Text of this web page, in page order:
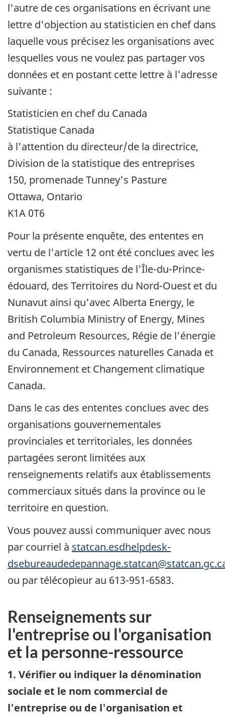
l'autre de ces organisations en écrivant une
lettre d'objection au statisticien en chef dans
laquelle vous précisez les organisations avec
lesquelles vous ne voulez pas partager vos
données et en postant cette lettre à l'adresse
suivante :
Statisticien en chef du Canada
Statistique Canada
à l'attention du directeur/de la directrice,
Division de la statistique des entreprises
150, promenade Tunney's Pasture
Ottawa, Ontario
K1A 0T6
Pour la présente enquête, des ententes en
vertu de l'article 12 ont été conclues avec les
organismes statistiques de l'Île-du-Prince-
édouard, des Territoires du Nord-Ouest et du
Nunavut ainsi qu'avec Alberta Energy, le
British Columbia Ministry of Energy, Mines
and Petroleum Resources, Régie de l'énergie
du Canada, Ressources naturelles Canada et
Environnement et Changement climatique
Canada.
Dans le cas des ententes conclues avec des
organisations gouvernementales
provinciales et territoriales, les données
partagées seront limitées aux
renseignements relatifs aux établissements
commerciaux situés dans la province ou le
territoire en question.
Vous pouvez aussi communiquer avec nous
par courriel à statcan.esdhelpdesk-
ou par télécopieur au 613-951-6583.
Renseignements sur
l'entreprise ou l'organisation
et la personne-ressource
1. Vérifier ou indiquer la dénomination
sociale et le nom commercial de
l'entreprise ou de l'organisation et